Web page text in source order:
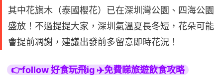
其中花旗木（泰國櫻花）已在深圳灣公園、四海公園
盛放！不過提提大家，深圳氣溫夏長冬短，花朵可能
會提前凋謝，建議出發前多留意即時花況！
👉follow 好食玩飛ig ✈️免費睇旅遊飲食攻略